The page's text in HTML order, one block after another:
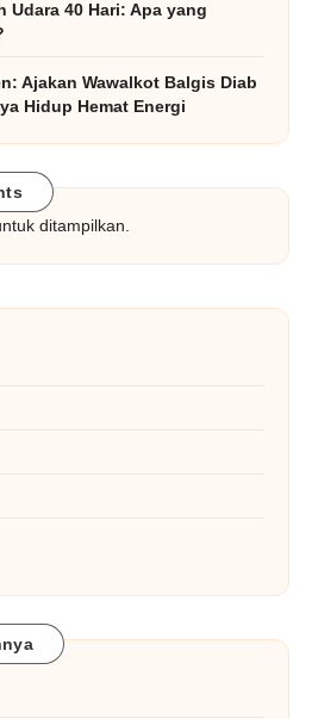
Udara 40 Hari: Apa yang
Ajakan Wawalkot Balgis Diab
Hidup Hemat Energi
ditampilkan.